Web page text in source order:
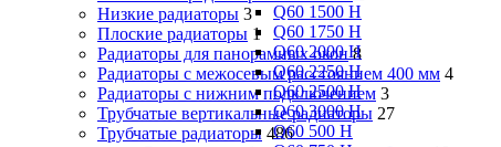
Q60 1500 H
Q60 1750 H
Q60 2000 H
Q60 2250 H
Q60 2500 H
Q60 3000 H
Q60 500 H
Низкие радиаторы 3
Плоские радиаторы 1
Радиаторы для панорамных окон 8
Радиаторы с межосевым расстоянием 400 мм 4
Радиаторы с нижним подключением 3
Трубчатые вертикальные радиаторы 27
Трубчатые радиаторы 486